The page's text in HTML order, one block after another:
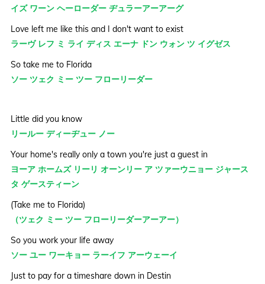
イズ ワーン ヘーローダー ヂュラーアーアーグ
Love left me like this and I don't want to exist
ラーヴ レフ ミ ライ ディス エーナ ドン ウォン ツ イグゼス
So take me to Florida
ソー ツェク ミー ツー フローリーダー
Little did you know
リールー ディーヂュー ノー
Your home's really only a town you're just a guest in
ヨーア ホームズ リーリ オーンリー ア ツァーウニョー ジャース
タ ゲースティーン
(Take me to Florida)
（ツェク ミー ツー フローリーダーアーアー）
So you work your life away
ソー ユー ワーキョー ラーイフ アーウェーイ
Just to pay for a timeshare down in Destin